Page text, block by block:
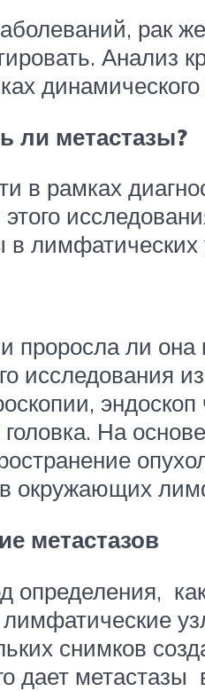
рак
Анализ
динамического
ли метастазы?
в рамках
в лимфатических
проросла ли
исследования
На
окружающих
метастазов
определения,
снимков
дает метастазы